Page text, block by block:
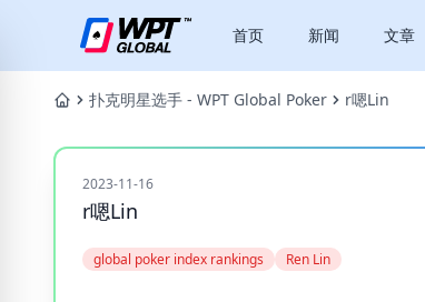
首页 新闻 文章
扑克明星选手 - WPT Global Poker r嗯Lin
2023-11-16
r嗯Lin
global poker index rankings Ren Lin